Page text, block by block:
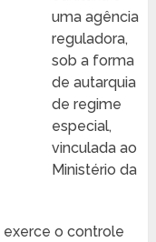
uma agência
reguladora,
sob a forma
de autarquia
de regime
especial,
vinculada ao
Ministério da
exerce o controle